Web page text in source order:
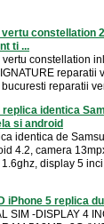
vertu constellation
ti ...
vertu constellation
reparatii
reparatii
replica identica
si android
identica de
4.2, camera
display 5
iPhone 5 replica
SIM -DISPLAY 4